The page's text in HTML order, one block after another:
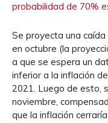
probabilidad de 70%
Se proyecta una
en octubre (la
a que se espera un
inferior a la inflación
2021. Luego de esto,
noviembre,
que la inflación